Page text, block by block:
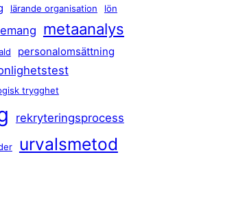
lärande organisation lön
metaanalys
personalomsättning
trygghet
rekryteringsprocess
urvalsmetod